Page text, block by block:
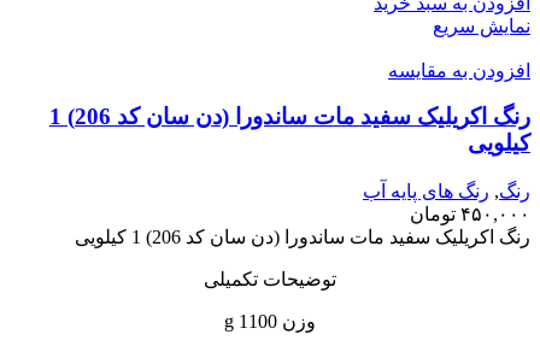
نمایش سریع
افزودن به مقایسه
رنگ اکریلیک سفید مات ساندورا (دن سان کد 206) 1
کیلویی
رنگ, رنگ‌ های پایه آب
۴۵۰,۰۰۰ تومان
رنگ اکریلیک سفید مات ساندورا (دن سان کد 206) 1 کیلویی
توضیحات تکمیلی
وزن 1100 g